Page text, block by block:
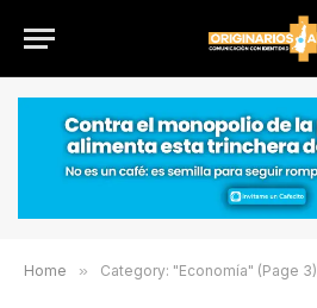
Home » Category: "Economía" (Page 3)